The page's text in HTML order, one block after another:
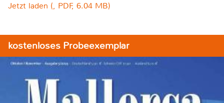
Jetzt laden (, PDF, 6.04 MB)
kostenloses Probeexemplar